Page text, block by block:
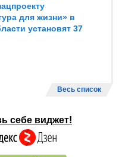
для жизни» в
установят 37
Весь список
себе виджет!